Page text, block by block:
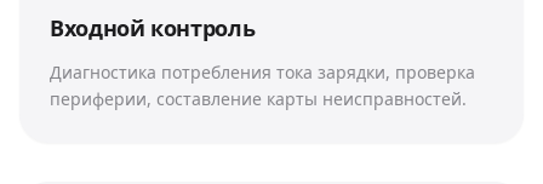
Входной контроль
Диагностика потребления тока зарядки, проверка
периферии, составление карты неисправностей.